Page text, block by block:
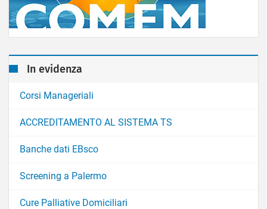
In evidenza
Corsi Manageriali
ACCREDITAMENTO AL SISTEMA TS
Banche dati EBsco
Screening a Palermo
Cure Palliative Domiciliari